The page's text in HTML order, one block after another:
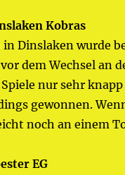
Kobras
in Dinslaken wurde
dem Wechsel an
nur sehr
gewonnen.
noch an einem
EG